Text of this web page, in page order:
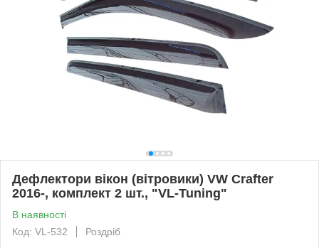
Дефлектори вікон (вітровики) VW Crafter
2016-, комплект 2 шт., "VL-Tuning"
В наявності
Код: VL-532
Роздріб